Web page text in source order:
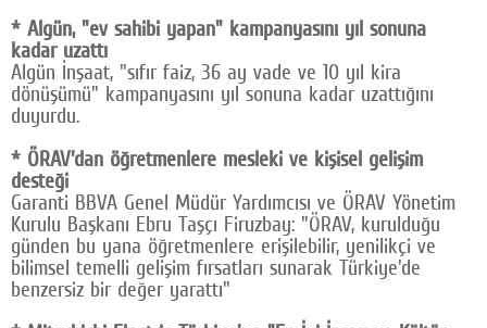
* Algün, "ev sahibi yapan" kampanyasını yıl sonuna
kadar uzattı
Algün İnşaat, "sıfır faiz, 36 ay vade ve 10 yıl kira
dönüşümü" kampanyasını yıl sonuna kadar uzattığını
duyurdu.
* ÖRAV'dan öğretmenlere mesleki ve kişisel gelişim
desteği
Garanti BBVA Genel Müdür Yardımcısı ve ÖRAV Yönetim
Kurulu Başkanı Ebru Taşçı Firuzbay: "ÖRAV, kurulduğu
günden bu yana öğretmenlere erişilebilir, yenilikçi ve
bilimsel temelli gelişim fırsatları sunarak Türkiye'de
benzersiz bir değer yarattı"